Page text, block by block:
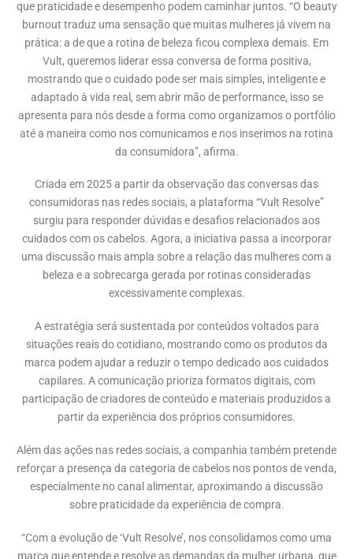
que praticidade e desempenho podem caminhar juntos. “O beauty
burnout traduz uma sensação que muitas mulheres já vivem na
prática: a de que a rotina de beleza ficou complexa demais. Em
Vult, queremos liderar essa conversa de forma positiva,
mostrando que o cuidado pode ser mais simples, inteligente e
adaptado à vida real, sem abrir mão de performance, isso se
apresenta para nós desde a forma como organizamos o portfólio
até a maneira como nos comunicamos e nos inserimos na rotina
da consumidora”, afirma.
Criada em 2025 a partir da observação das conversas das
consumidoras nas redes sociais, a plataforma “Vult Resolve”
surgiu para responder dúvidas e desafios relacionados aos
cuidados com os cabelos. Agora, a iniciativa passa a incorporar
uma discussão mais ampla sobre a relação das mulheres com a
beleza e a sobrecarga gerada por rotinas consideradas
excessivamente complexas.
A estratégia será sustentada por conteúdos voltados para
situações reais do cotidiano, mostrando como os produtos da
marca podem ajudar a reduzir o tempo dedicado aos cuidados
capilares. A comunicação prioriza formatos digitais, com
participação de criadores de conteúdo e materiais produzidos a
partir da experiência dos próprios consumidores.
Além das ações nas redes sociais, a companhia também pretende
reforçar a presença da categoria de cabelos nos pontos de venda,
especialmente no canal alimentar, aproximando a discussão
sobre praticidade da experiência de compra.
“Com a evolução de ‘Vult Resolve’, nos consolidamos como uma
marca que entende e resolve as demandas da mulher urbana, que